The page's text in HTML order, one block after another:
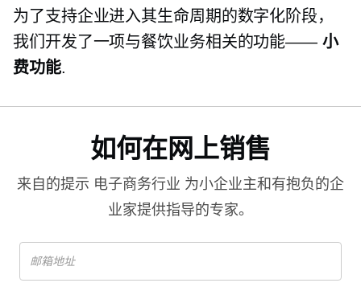
为了支持企业进入其生命周期的数字化阶段，
我们开发了一项与餐饮业务相关的功能—— 小
费功能.
如何在网上销售
来自的提示 电子商务行业 为小企业主和有抱负的企
业家提供指导的专家。